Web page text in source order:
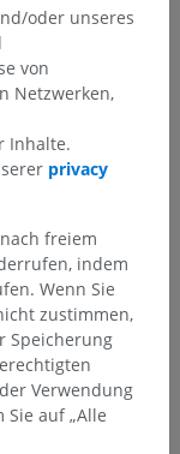
Vene
anatomische
Tieren
oder unseres
von
Netzwerken,
Inhalte.
privacy
freiem
indem
Wenn Sie
zustimmen,
Speicherung
Verwendung
auf „Alle